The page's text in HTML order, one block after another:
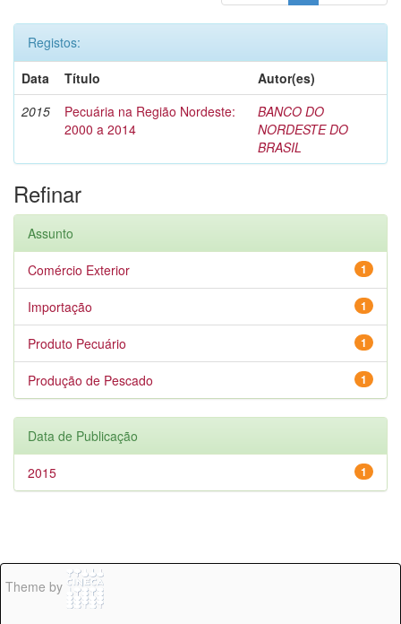
Registos:
Data
Título
Autor(es)
2015
Pecuária na Região Nordeste:
2000 a 2014
BANCO DO
NORDESTE DO
BRASIL
Refinar
Assunto
1
Comércio Exterior
1
Importação
1
Produto Pecuário
1
Produção de Pescado
Data de Publicação
1
2015
Theme by